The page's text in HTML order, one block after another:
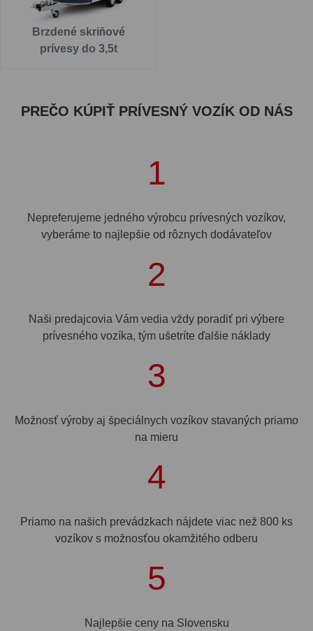
Brzdené skriňové
prívesy do 3,5t
PREČO KÚPIŤ PRÍVESNÝ VOZÍK OD NÁS
1
Nepreferujeme jedného výrobcu prívesných vozíkov,
vyberáme to najlepšie od rôznych dodávateľov
2
Naši predajcovia Vám vedia vždy poradiť pri výbere
prívesného vozíka, tým ušetríte ďalšie náklady
3
Možnosť výroby aj špeciálnych vozíkov stavaných priamo
na mieru
4
Priamo na našich prevádzkach nájdete viac než 800 ks
vozíkov s možnosťou okamžitého odberu
5
Najlepšie ceny na Slovensku